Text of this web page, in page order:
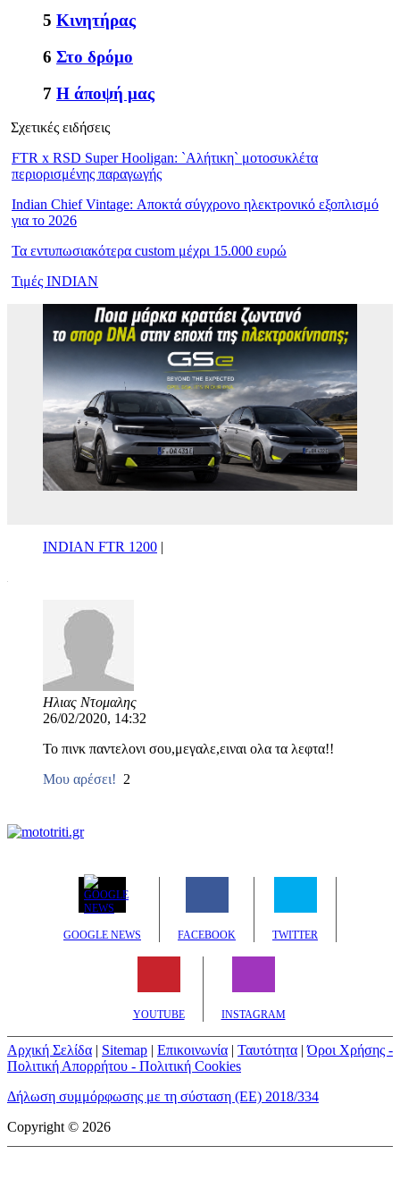
5 Κινητήρας
6 Στο δρόμο
7 Η άποψή μας
Σχετικές ειδήσεις
FTR x RSD Super Hooligan: `Αλήτικη` μοτοσυκλέτα
περιορισμένης παραγωγής
Indian Chief Vintage: Αποκτά σύγχρονο ηλεκτρονικό εξοπλισμό
για το 2026
Τα εντυπωσιακότερα custom μέχρι 15.000 ευρώ
Τιμές INDIAN
INDIAN FTR 1200 |
Ηλιας Ντομαλης
26/02/2020, 14:32
Το πινκ παντελονι σου,μεγαλε,ειναι ολα τα λεφτα!!
Μου αρέσει! 2
GOOGLE NEWS FACEBOOK TWITTER
YOUTUBE INSTAGRAM
Αρχική Σελίδα | Sitemap | Επικοινωνία | Ταυτότητα |Όροι Χρήσης -
Πολιτική Απορρήτου - Πολιτική Cookies
Δήλωση συμμόρφωσης με τη σύσταση (ΕΕ) 2018/334
Copyright © 2026